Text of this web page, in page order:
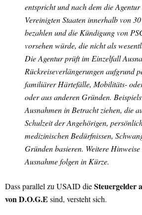
entspricht und nach dem die
Vereinigten Staaten innerhalb von
bezahlen und die Kündigung von
vorsehen würde, die nicht als
Die Agentur prüft im Einzelfall
Rückreiseverlängerungen aufgrund
familiärer Härtefälle, Mobilitäts-
oder aus anderen Gründen.
Ausnahmen in Betracht ziehen, die
Schulzeit der Angehörigen,
medizinischen Bedürfnissen,
Gründen basieren. Weitere
Ausnahme folgen in Kürze.
Dass parallel zu USAID dieSteuergelder
von D.O.G.E sind, versteht sich.